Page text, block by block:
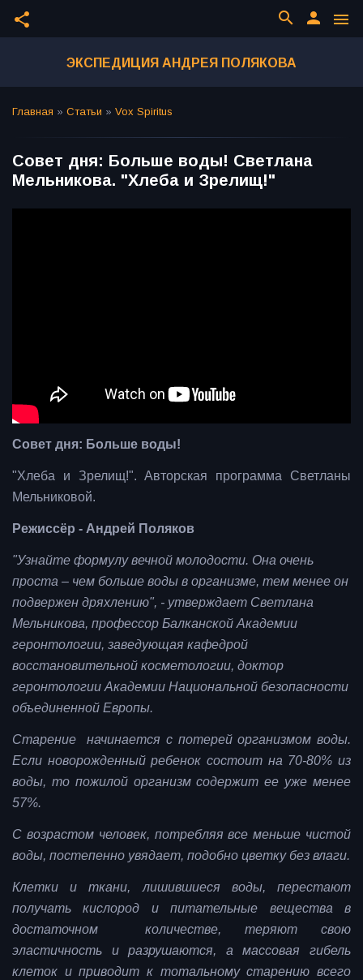
share menu
person
search
ЭКСПЕДИЦИЯ АНДРЕЯ ПОЛЯКОВА
Главная » Статьи » Vox Spiritus
Совет дня: Больше воды! Светлана
Мельникова. "Хлеба и Зрелищ!"
Совет дня: Больше воды!
"Хлеба и Зрелищ!". Авторская программа Светланы
Мельниковой.
Режиссёр - Андрей Поляков
"Узнайте формулу вечной молодости. Она очень
проста – чем больше воды в организме, тем менее он
подвержен дряхлению", - утверждает Светлана
Мельникова, профессор Балканской Академии
геронтологии, заведующая кафедрой
восстановительной косметологии, доктор
геронтологии Академии Национальной безопасности
объединенной Европы.
Старение начинается с потерей организмом воды.
Если новорожденный ребенок состоит на 70-80% из
воды, то пожилой организм содержит ее уже менее
57%.
С возрастом человек, потребляя все меньше чистой
воды, постепенно увядает, подобно цветку без влаги.
Клетки и ткани, лишившиеся воды, перестают
получать кислород и питательные вещества в
достаточном количестве, теряют свою
эластичность и разрушаются, а массовая гибель
клеток и приводит к тотальному старению всего